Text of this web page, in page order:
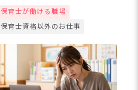
みながら資格取得を目指す道も
あります。この記事では、無資
保育士が働ける職場
保育士資格以外のお仕事